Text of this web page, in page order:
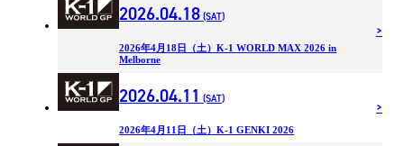
2026.04.18 (SAT)
2026年4月18日（土）K-1 WORLD MAX 2026 in
Melborne
2026.04.11 (SAT)
2026年4月11日（土）K-1 GENKI 2026